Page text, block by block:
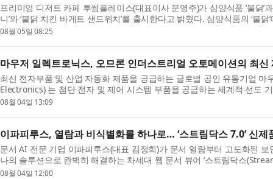
프리미엄 디저트 카페 투썸플레이스(대표이사 문영주)가 삼양식품 ‘불닭’
니’와 ‘불닭 치킨 바게트 샌드위치’를 출시한다고 밝혔다. 삼양식품의 ‘불
글로...
08월 05일 08:25
마우저 일렉트로닉스, 오므론 인더스트리얼 오토메이션의 최신
최신 전자부품 및 산업 자동화 제품을 공급하는 글로벌 공인 유통기업 마
Electronics) 는 첨단 전자 및 제어 시스템 부품을 공급하는 세계적 선도
메이션(Omron I...
08월 04일 13:09
이파피루스, 열람과 비식별화를 하나로… ‘스트림닥스 7.0’ 신제
문서 AI 전문 기업 이파피루스(대표 김정희)가 문서 열람부터 고도화된
나의 솔루션으로 완벽히 해결하는 차세대 웹 문서 뷰어 ‘스트림닥스
밝혔다. ...
08월 04일 12:00